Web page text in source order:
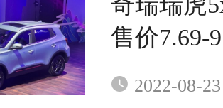
售价7.69-
2022-08-23